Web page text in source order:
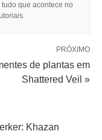
que acontece no
PRÓXIMO
de plantas em
Shattered Veil »
Khazan